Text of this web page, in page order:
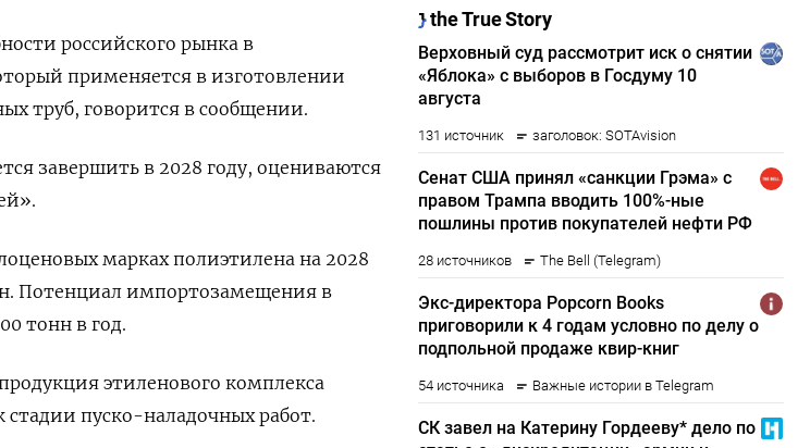
российского рынка в
применяется в изготовлении
труб, говорится в сообщении.
завершить в 2028 году, оцениваются
марках полиэтилена на 2028
Потенциал импортозамещения в
тонн в год.
этиленового комплекса
пуско-наладочных работ.